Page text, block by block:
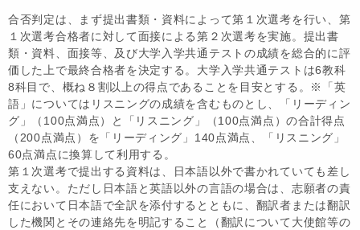
合否判定は、まず提出書類・資料によって第１次選考を行い、第
１次選考合格者に対して面接による第２次選考を実施。提出書
類・資料、面接等、及び大学入学共通テストの成績を総合的に評
価した上で最終合格者を決定する。大学入学共通テストは6教科
8科目で、概ね８割以上の得点であることを目安とする。※「英
語」についてはリスニングの成績を含むものとし、「リーディン
グ」（100点満点）と「リスニング」（100点満点）の合計得点
（200点満点）を「リーディング」140点満点、「リスニング」
60点満点に換算して利用する。
第１次選考で提出する資料は、日本語以外で書かれていても差し
支えない。ただし日本語と英語以外の言語の場合は、志願者の責
任において日本語で全訳を添付するとともに、翻訳者または翻訳
した機関とその連絡先を明記すること（翻訳について大使館等の